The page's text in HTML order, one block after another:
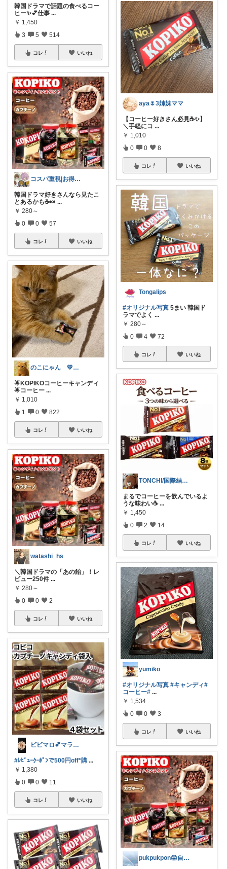
韓国ドラマで話題の食べるコー
ヒー✨️💕仕事 ...
￥ 1,450
3 5 514
コレ いいね
コスパ重視|お得ROOM🐷
韓国ドラマ好きさんなら見たこ
とあるかも☕🍬 ...
￥ 280～
0 0 57
コレ いいね
のこにゃん 💛ねこ3匹と暮らす🐾
🌟KOPIKOコーヒーキャンディ
🌟コーヒー ...
￥ 1,010
1 0 822
コレ いいね
watashi_hs
＼韓国ドラマの「あの飴」！レ
ビュー250件 ...
￥ 280～
0 0 2
コレ いいね
ビビマロ💕マラソン不参加🙏
#ﾚﾋﾞｭｰｸｰﾎﾟﾝで500円off*購 ...
￥ 1,380
0 0 11
コレ いいね
aya🌷3姉妹ママ
【コーヒー好きさん必見☕✨】
＼手軽にコ ...
￥ 1,010
0 0 8
コレ いいね
Tongalips
#オリジナル写真 5まい 韓国ド
ラマでよく ...
￥ 280～
0 4 72
コレ いいね
TONCHI/国際結婚妻
まるでコーヒーを飲んでいるよ
うな味わい☕️ ...
￥ 1,450
0 2 14
コレ いいね
yumiko
#オリジナル写真 #キャンディ#
コーヒー# ...
￥ 1,534
0 0 3
コレ いいね
pukpukpon😱自己紹介見てね